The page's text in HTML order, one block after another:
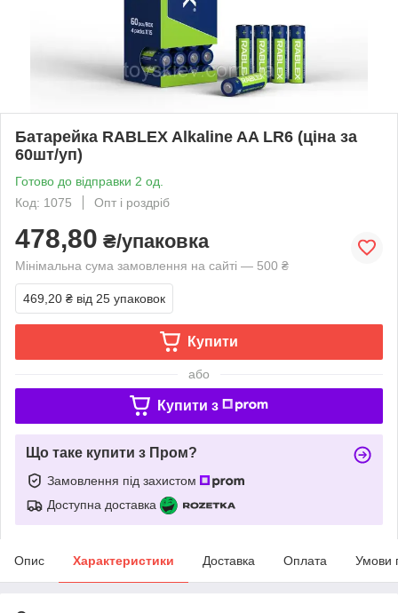
Батарейка RABLEX Alkaline AA LR6 (ціна за
60шт/уп)
Готово до відправки 2 од.
Код: 1075
Опт і роздріб
478,80 ₴/упаковка
Мінімальна сума замовлення на сайті — 500 ₴
469,20 ₴ від 25 упаковок
Купити
або
Купити з
Що таке купити з Пром?
Замовлення під захистом
Доступна доставка
Опис Характеристики Доставка Оплата Умови